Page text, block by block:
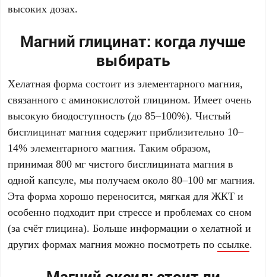
высоких дозах.
Магний глицинат: когда лучше
выбирать
Хелатная форма состоит из элементарного магния,
связанного с аминокислотой глицином. Имеет очень
высокую биодоступность (до 85–100%). Чистый
бисглицинат магния содержит приблизительно 10–
14% элементарного магния. Таким образом,
принимая 800 мг чистого бисглицината магния в
одной капсуле, мы получаем около 80–100 мг магния.
Эта форма хорошо переносится, мягкая для ЖКТ и
особенно подходит при стрессе и проблемах со сном
(за счёт глицина). Больше информации о хелатной и
других формах магния можно посмотреть поссылке.